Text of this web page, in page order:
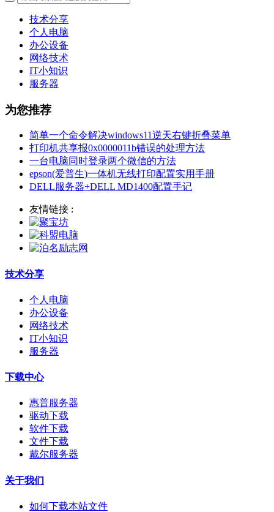
技术分享
个人电脑
办公设备
网络技术
IT小知识
服务器
为您推荐
简单一个命令解决windows11逆天右键折叠菜单
打印机共享报0x0000011b错误的处理方法
一台电脑同时登录两个微信的方法
epson(爱普生)一体机无线打印配置实用手册
DELL服务器+DELL MD1400配置手记
友情链接 :
技术分享
个人电脑
办公设备
网络技术
IT小知识
服务器
下载中心
惠普服务器
驱动下载
软件下载
文件下载
戴尔服务器
关于我们
如何下载本站文件